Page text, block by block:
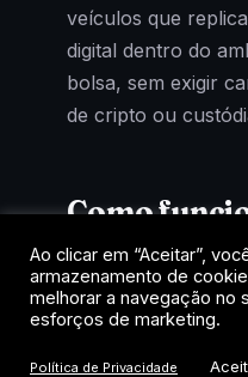
veículos que
digital dentro do
bolsa, sem exigir
de cripto ou
Como
Cada cota
fundo que mantém
de referência. A
home broker, como
Ao clicar em “Aceitar”,
armazenamento de
melhorar a navegação no
esforços de marketing.
Política de Privacidade